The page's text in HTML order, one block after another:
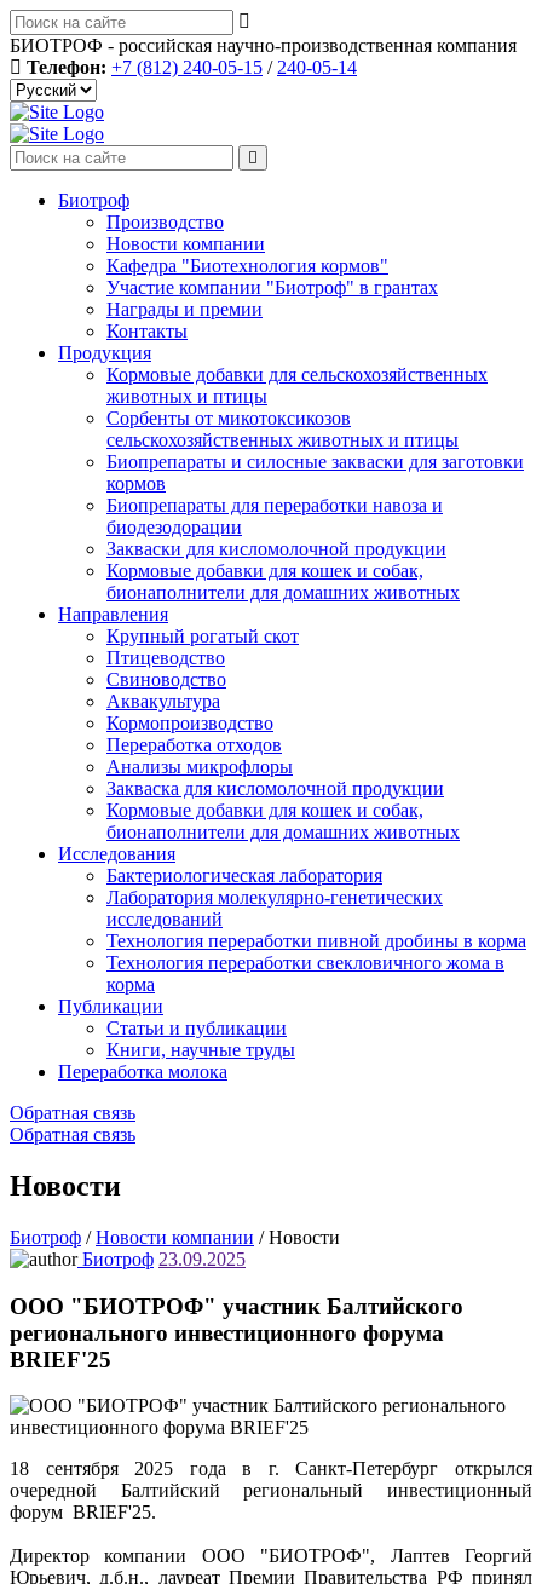
БИОТРОФ - российская научно-производственная компания
Телефон: +7 (812) 240-05-15 / 240-05-14
Биотроф
Производство
Новости компании
Кафедра "Биотехнология кормов"
Участие компании "Биотроф" в грантах
Награды и премии
Контакты
Продукция
Кормовые добавки для сельскохозяйственных
животных и птицы
Сорбенты от микотоксикозов
сельскохозяйственных животных и птицы
Биопрепараты и силосные закваски для заготовки
кормов
Биопрепараты для переработки навоза и
биодезодорации
Закваски для кисломолочной продукции
Кормовые добавки для кошек и собак,
бионаполнители для домашних животных
Направления
Крупный рогатый скот
Птицеводство
Свиноводство
Аквакультура
Кормопроизводство
Переработка отходов
Анализы микрофлоры
Закваска для кисломолочной продукции
Кормовые добавки для кошек и собак,
бионаполнители для домашних животных
Исследования
Бактериологическая лаборатория
Лаборатория молекулярно-генетических
исследований
Технология переработки пивной дробины в корма
Технология переработки свекловичного жома в
корма
Публикации
Статьи и публикации
Книги, научные труды
Переработка молока
Обратная связь
Обратная связь
Новости
Биотроф /Новости компании /Новости
Биотроф 23.09.2025
ООО "БИОТРОФ" участник Балтийского
регионального инвестиционного форума
BRIEF'25
18 сентября 2025 года в г. Санкт-Петербург открылся
очередной Балтийский региональный инвестиционный
форум BRIEF'25.
Директор компании ООО "БИОТРОФ", Лаптев Георгий
Юрьевич, д.б.н., лауреат Премии Правительства РФ принял